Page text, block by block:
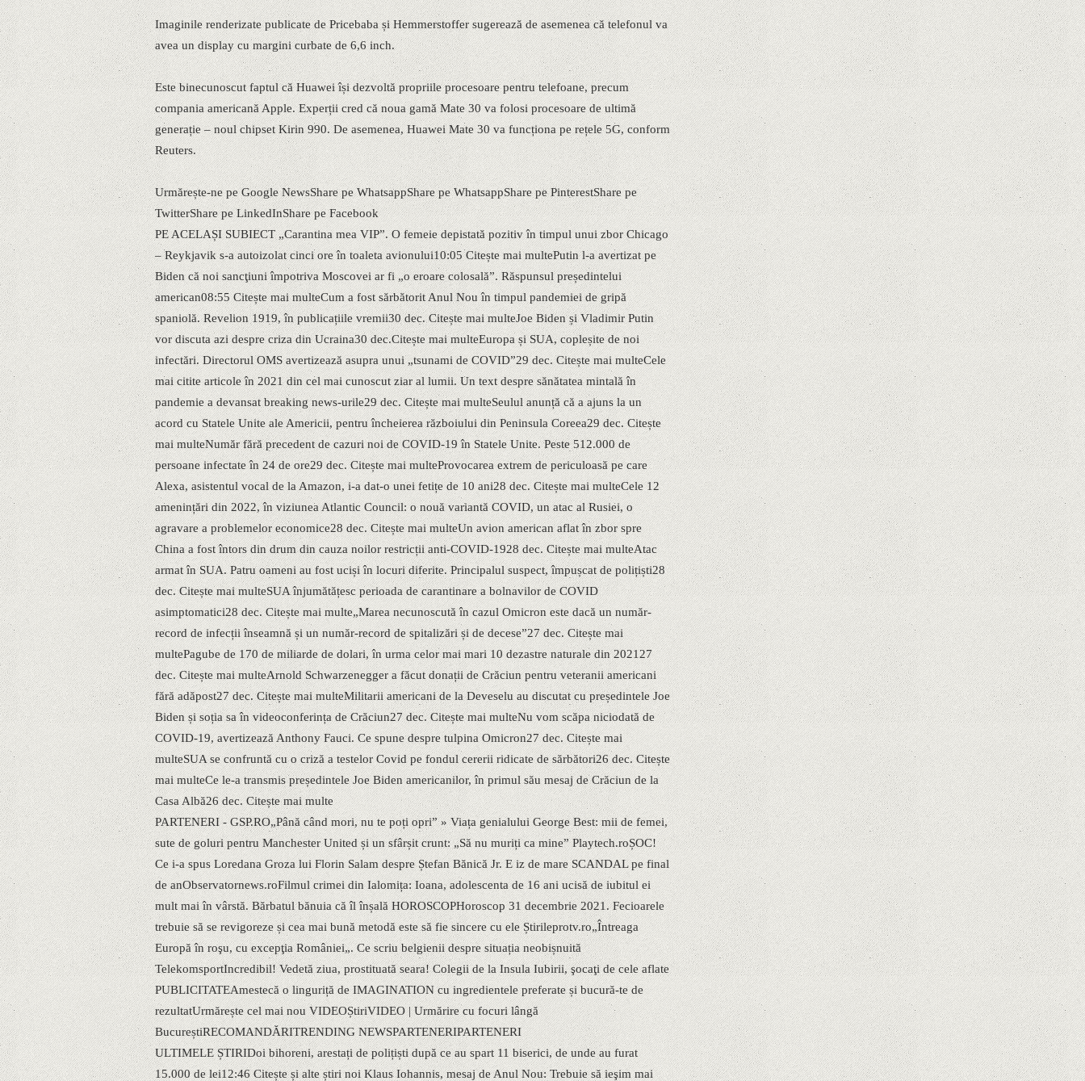
Imaginile renderizate publicate de Pricebaba și Hemmerstoffer sugerează de asemenea că telefonul va
avea un display cu margini curbate de 6,6 inch.
Este binecunoscut faptul că Huawei își dezvoltă propriile procesoare pentru telefoane, precum
compania americană Apple. Experții cred că noua gamă Mate 30 va folosi procesoare de ultimă
generație – noul chipset Kirin 990. De asemenea, Huawei Mate 30 va funcționa pe rețele 5G, conform
Reuters.
Urmărește-ne pe Google NewsShare pe WhatsappShare pe WhatsappShare pe PinterestShare pe
TwitterShare pe LinkedInShare pe Facebook
PE ACELAȘI SUBIECT „Carantina mea VIP”. O femeie depistată pozitiv în timpul unui zbor Chicago
– Reykjavik s-a autoizolat cinci ore în toaleta avionului10:05 Citește mai multePutin l-a avertizat pe
Biden că noi sancţiuni împotriva Moscovei ar fi „o eroare colosală”. Răspunsul președintelui
american08:55 Citește mai multeCum a fost sărbătorit Anul Nou în timpul pandemiei de gripă
spaniolă. Revelion 1919, în publicațiile vremii30 dec. Citește mai multeJoe Biden și Vladimir Putin
vor discuta azi despre criza din Ucraina30 dec.Citește mai multeEuropa și SUA, copleșite de noi
infectări. Directorul OMS avertizează asupra unui „tsunami de COVID”29 dec. Citește mai multeCele
mai citite articole în 2021 din cel mai cunoscut ziar al lumii. Un text despre sănătatea mintală în
pandemie a devansat breaking news-urile29 dec. Citește mai multeSeulul anunță că a ajuns la un
acord cu Statele Unite ale Americii, pentru încheierea războiului din Peninsula Coreea29 dec. Citește
mai multeNumăr fără precedent de cazuri noi de COVID-19 în Statele Unite. Peste 512.000 de
persoane infectate în 24 de ore29 dec. Citește mai multeProvocarea extrem de periculoasă pe care
Alexa, asistentul vocal de la Amazon, i-a dat-o unei fetițe de 10 ani28 dec. Citește mai multeCele 12
amenințări din 2022, în viziunea Atlantic Council: o nouă variantă COVID, un atac al Rusiei, o
agravare a problemelor economice28 dec. Citește mai multeUn avion american aflat în zbor spre
China a fost întors din drum din cauza noilor restricții anti-COVID-1928 dec. Citește mai multeAtac
armat în SUA. Patru oameni au fost uciși în locuri diferite. Principalul suspect, împușcat de polițiști28
dec. Citește mai multeSUA înjumătățesc perioada de carantinare a bolnavilor de COVID
asimptomatici28 dec. Citește mai multe„Marea necunoscută în cazul Omicron este dacă un număr-
record de infecții înseamnă și un număr-record de spitalizări și de decese”27 dec. Citește mai
multePagube de 170 de miliarde de dolari, în urma celor mai mari 10 dezastre naturale din 202127
dec. Citește mai multeArnold Schwarzenegger a făcut donații de Crăciun pentru veteranii americani
fără adăpost27 dec. Citește mai multeMilitarii americani de la Deveselu au discutat cu președintele Joe
Biden și soția sa în videoconferința de Crăciun27 dec. Citește mai multeNu vom scăpa niciodată de
COVID-19, avertizează Anthony Fauci. Ce spune despre tulpina Omicron27 dec. Citește mai
multeSUA se confruntă cu o criză a testelor Covid pe fondul cererii ridicate de sărbători26 dec. Citește
mai multeCe le-a transmis președintele Joe Biden americanilor, în primul său mesaj de Crăciun de la
Casa Albă26 dec. Citește mai multe
PARTENERI - GSP.RO„Până când mori, nu te poți opri” » Viața genialului George Best: mii de femei,
sute de goluri pentru Manchester United și un sfârșit crunt: „Să nu muriți ca mine” Playtech.roȘOC!
Ce i-a spus Loredana Groza lui Florin Salam despre Ștefan Bănică Jr. E iz de mare SCANDAL pe final
de anObservatornews.roFilmul crimei din Ialomița: Ioana, adolescenta de 16 ani ucisă de iubitul ei
mult mai în vârstă. Bărbatul bănuia că îl înșală HOROSCOPHoroscop 31 decembrie 2021. Fecioarele
trebuie să se revigoreze și cea mai bună metodă este să fie sincere cu ele Știrileprotv.ro„Întreaga
Europă în roşu, cu excepţia României„. Ce scriu belgienii despre situația neobișnuită
TelekomsportIncredibil! Vedetă ziua, prostituată seara! Colegii de la Insula Iubirii, şocaţi de cele aflate
PUBLICITATEAmestecă o linguriță de IMAGINATION cu ingredientele preferate și bucură-te de
rezultatUrmărește cel mai nou VIDEOȘtiriVIDEO | Urmărire cu focuri lângă
BucureștiRECOMANDĂRITRENDING NEWSPARTENERIPARTENERI
ULTIMELE ȘTIRIDoi bihoreni, arestați de polițiști după ce au spart 11 biserici, de unde au furat
15.000 de lei12:46 Citește și alte știri noi Klaus Iohannis, mesaj de Anul Nou: Trebuie să ieşim mai